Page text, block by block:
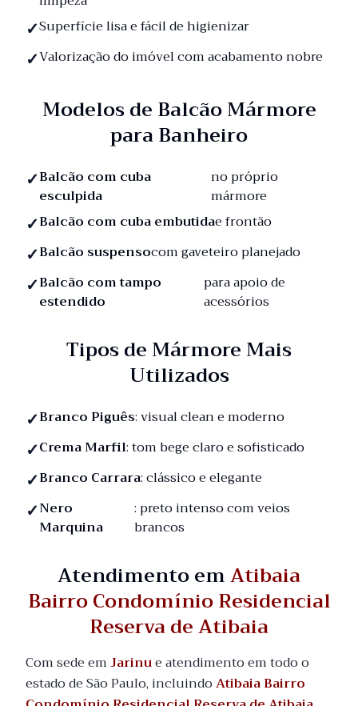
Superfície lisa e fácil de higienizar
Valorização do imóvel com acabamento nobre
Modelos de Balcão Mármore
para Banheiro
Balcão com cuba
esculpida
no próprio
mármore
Balcão com cuba embutidae frontão
Balcão suspensocom gaveteiro planejado
Balcão com tampo
estendido
para apoio de
acessórios
Tipos de Mármore Mais
Utilizados
Branco Piguês: visual clean e moderno
Crema Marfil: tom bege claro e sofisticado
Branco Carrara: clássico e elegante
Nero
Marquina
: preto intenso com veios
brancos
Atendimento emAtibaia
Bairro Condomínio Residencial
Reserva de Atibaia
Com sede emJarinue atendimento em todo o
estado de São Paulo, incluindoAtibaia Bairro